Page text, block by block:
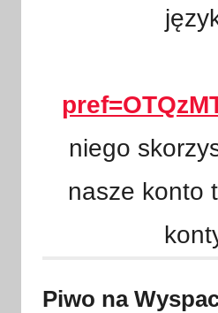
niego
nasze konto
Piwo na